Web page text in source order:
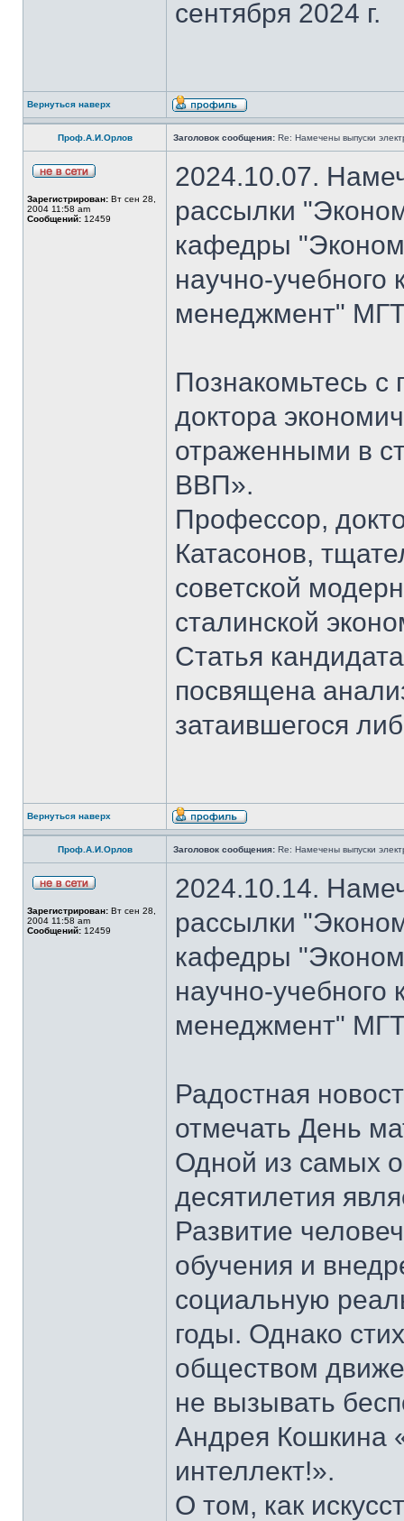
сентября 2024 г.
Вернуться наверх
Проф.А.И.Орлов Заголовок сообщения: Re: Намечены выпуски
Зарегистрирован: Вт сен 28,
2004 11:58 am
Сообщений: 12459
2024.10.07.
рассылки
кафедры
научно-
менеджмент"
Познакомьтесь
доктора
отраженными в
ВВП».
Профессор,
Катасонов,
советской
сталинской
Статья
посвящена
затаившегося
Вернуться наверх
Проф.А.И.Орлов Заголовок сообщения: Re: Намечены выпуски
Зарегистрирован: Вт сен 28,
2004 11:58 am
Сообщений: 12459
2024.10.14.
рассылки
кафедры
научно-
менеджмент"
Радостная
отмечать День
Одной из самых
десятилетия
Развитие
обучения и
социальную
годы. Однако
обществом
не вызывать
Андрея Кошкина
интеллект!».
О том, как